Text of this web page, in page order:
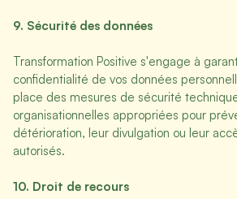
9. Sécurité des données
Transformation Positive s'engage à
confidentialité de vos données
place des mesures de sécurité
organisationnelles appropriées pour
détérioration, leur divulgation ou leur
autorisés.
10. Droit de recours